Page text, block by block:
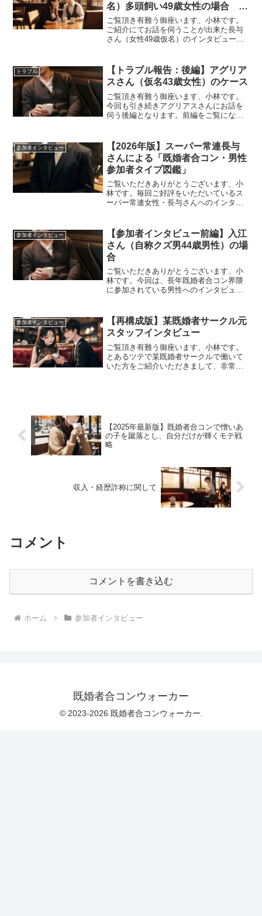
名）多頭飼い49歳女性の場合 そ
の4
ご覧頂き有難う御座います、小林です。
ご紹介にてお話を伺うことが出来た長与
さん（女性49歳仮名）のインタビュー記
の方（43歳Aさん）同伴ということでお
話を伺ったわけです...
トラブル
【トラブル報告：後編】アグリア
スさん（仮名43歳女性）のケース
ご覧頂き有難う御座います、小林です。
今回も引き続きアグリアスさんにお話を
伺う後編となります。前編をご覧になっ
年上の方で、年下の男性に好意を表現さ
れるのに慣れてなくてとき...
参加者インタビュー
【2026年版】スーパー常連長与
さんによる「既婚者合コン・男性
参加者タイプ図鑑」
ご覧いただきありがとうございます、小
林です。毎回ご好評をいただいているス
ーパー常連女性・長与さんへのインタビ
っていただきました。「この人いる！」
「もしかして自分かも...
参加者インタビュー
【参加者インタビュー前編】入江
さん（自称クズ男44歳男性）の場
合
ご覧いただきありがとうございます、小
林です。今回は、長年既婚者合コン界隈
に参加されている男性へのインタビュー
歳）は、既婚者合コン歴約7年。現在進行
形で複数のセカンドパー...
参加者インタビュー
【再構成版】某既婚者サークル元
スタッフインタビュー
ご覧頂き有難う御座います、小林です。
とあるツテで某既婚者サークルで働いて
いた方をご紹介いただきまして、非常に
【2025年最新版】既婚者合コンで憎いあ
の子を蹴落とし、自分だけが輝くモテ戦
略
収入・経歴詐称に関して
コメント
コメントを書き込む
ホーム 参加者インタビュー
既婚者合コンウォーカー
© 2023-2026 既婚者合コンウォーカー.